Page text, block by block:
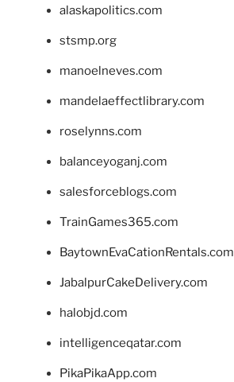
alaskapolitics.com
stsmp.org
manoelneves.com
mandelaeffectlibrary.com
roselynns.com
balanceyoganj.com
salesforceblogs.com
TrainGames365.com
BaytownEvaCationRentals.com
JabalpurCakeDelivery.com
halobjd.com
intelligenceqatar.com
PikaPikaApp.com